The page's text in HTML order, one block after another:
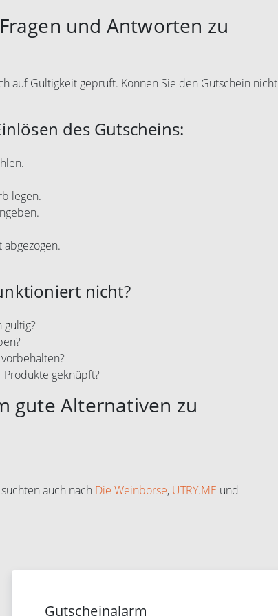
und Antworten zu
auf Gültigkeit geprüft. Können Sie den Gutschein nicht
des Gutscheins:
legen.
nicht?
geknüpft?
gute Alternativen zu
auch nach Die Weinbörse, UTRY.ME und
Gutscheinalarm